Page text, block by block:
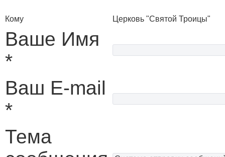
Кому Церковь "Святой Троицы"
Ваше Имя
*
Ваш E-mail
*
Тема